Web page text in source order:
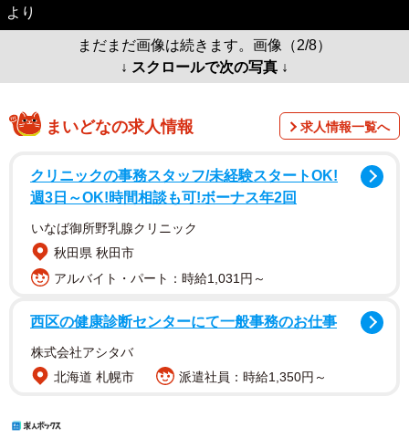
より
まだまだ画像は続きます。画像（2/8）
↓ スクロールで次の写真 ↓
まいどなの求人情報 求人情報一覧へ
クリニックの事務スタッフ/未経験スタートOK!
週3日～OK!時間相談も可!ボーナス年2回
いなば御所野乳腺クリニック
秋田県 秋田市
アルバイト・パート：時給1,031円～
西区の健康診断センターにて一般事務のお仕事
株式会社アシタバ
北海道 札幌市
派遣社員：時給1,350円～